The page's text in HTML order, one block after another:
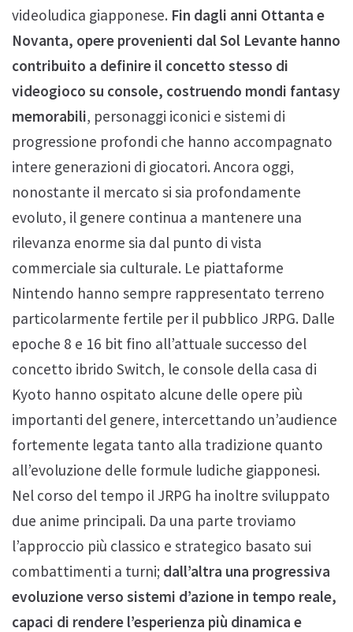
videoludica giapponese. Fin dagli anni Ottanta e
Novanta, opere provenienti dal Sol Levante hanno
contribuito a definire il concetto stesso di
videogioco su console, costruendo mondi fantasy
memorabili, personaggi iconici e sistemi di
progressione profondi che hanno accompagnato
intere generazioni di giocatori. Ancora oggi,
nonostante il mercato si sia profondamente
evoluto, il genere continua a mantenere una
rilevanza enorme sia dal punto di vista
commerciale sia culturale. Le piattaforme
Nintendo hanno sempre rappresentato terreno
particolarmente fertile per il pubblico JRPG. Dalle
epoche 8 e 16 bit fino all’attuale successo del
concetto ibrido Switch, le console della casa di
Kyoto hanno ospitato alcune delle opere più
importanti del genere, intercettando un’audience
fortemente legata tanto alla tradizione quanto
all’evoluzione delle formule ludiche giapponesi.
Nel corso del tempo il JRPG ha inoltre sviluppato
due anime principali. Da una parte troviamo
l’approccio più classico e strategico basato sui
combattimenti a turni; dall’altra una progressiva
evoluzione verso sistemi d’azione in tempo reale,
capaci di rendere l’esperienza più dinamica e